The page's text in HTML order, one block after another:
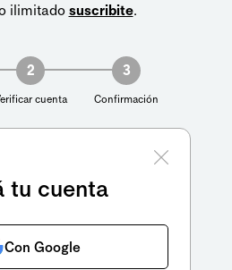
ilimitado suscribite.
2
cuenta
3
Confirmación
tu cuenta
Con Google